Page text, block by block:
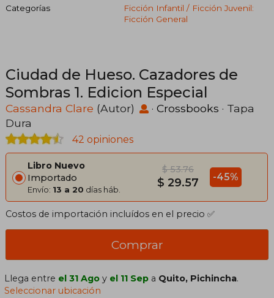
Categorías
Ficción Infantil / Ficción Juvenil:
Ficción General
Ciudad de Hueso. Cazadores de
Sombras 1. Edicion Especial
Cassandra Clare (Autor) · Crossbooks · Tapa
Dura
42 opiniones
Libro Nuevo
Importado
Envío: 13 a 20 días háb.
$ 53.76
$ 29.57 -45%
Costos de importación incluídos en el precio ✅
Comprar
Llega entre el 31 Ago y el 11 Sep a Quito, Pichincha.
Seleccionar ubicación